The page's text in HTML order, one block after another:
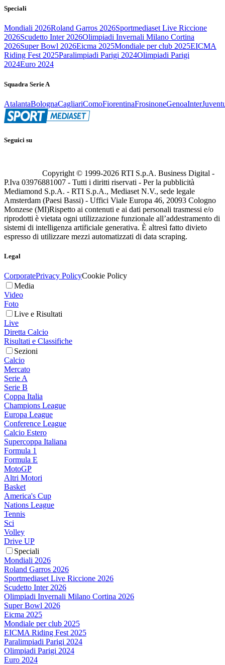
Speciali
Mondiali 2026Roland Garros 2026Sportmediaset Live Riccione
2026Scudetto Inter 2026Olimpiadi Invernali Milano Cortina
2026Super Bowl 2026Eicma 2025Mondiale per club 2025EICMA
Riding Fest 2025Paralimpiadi Parigi 2024Olimpiadi Parigi
2024Euro 2024
Squadra Serie A
AtalantaBolognaCagliariComoFiorentinaFrosinoneGenoaInter
Seguici su
Copyright © 1999-2026 RTI S.p.A. Business Digital -
P.Iva 03976881007 - Tutti i diritti riservati - Per la pubblicità
Mediamond S.p.A. - RTI S.p.A., Mediaset N.V., sede legale
Amsterdam (Paesi Bassi) - Uffici Viale Europa 46, 20093 Cologno
Monzese (MI)Rispetto ai contenuti e ai dati personali trasmessi e/o
riprodotti è vietata ogni utilizzazione funzionale all’addestramento di
sistemi di intelligenza artificiale generativa. È altresì fatto divieto
espresso di utilizzare mezzi automatizzati di data scraping.
Legal
CorporatePrivacy PolicyCookie Policy
Media
Video
Foto
Live e Risultati
Live
Diretta Calcio
Risultati e Classifiche
Sezioni
Calcio
Mercato
Serie A
Serie B
Coppa Italia
Champions League
Europa League
Conference League
Calcio Estero
Supercoppa Italiana
Formula 1
Formula E
MotoGP
Altri Motori
Basket
America's Cup
Nations League
Tennis
Sci
Volley
Drive UP
Speciali
Mondiali 2026
Roland Garros 2026
Sportmediaset Live Riccione 2026
Scudetto Inter 2026
Olimpiadi Invernali Milano Cortina 2026
Super Bowl 2026
Eicma 2025
Mondiale per club 2025
EICMA Riding Fest 2025
Paralimpiadi Parigi 2024
Olimpiadi Parigi 2024
Euro 2024